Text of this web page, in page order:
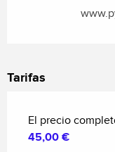
Tarifas
El precio
45,00 €